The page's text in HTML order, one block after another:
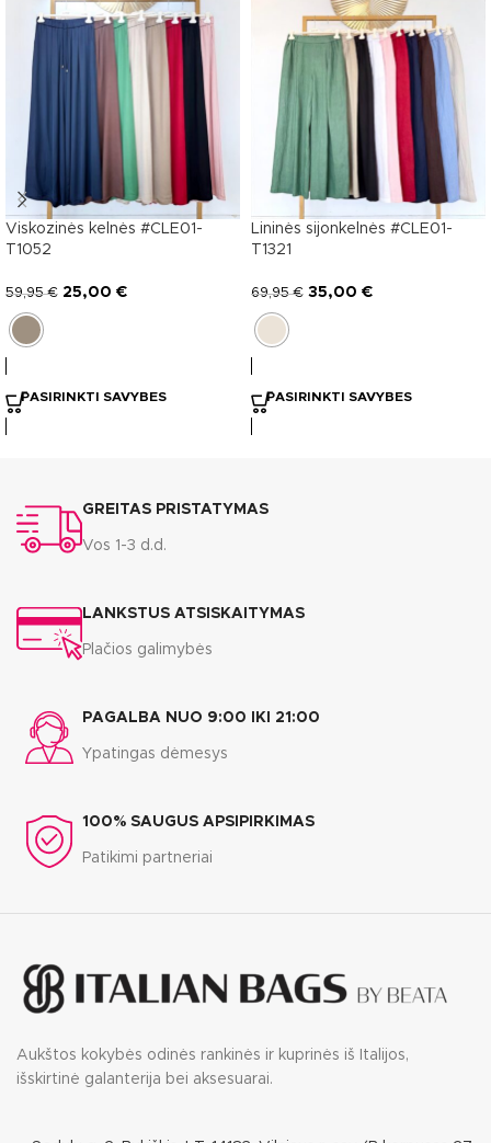
Viskozinės kelnės #CLE01-
T1052
59,95€ 25,00 €
PASIRINKTI SAVYBES
Lininės sijonkelnės #CLE01-
T1321
69,95€ 35,00 €
PASIRINKTI SAVYBES
GREITAS PRISTATYMAS
Vos 1-3 d.d.
LANKSTUS ATSISKAITYMAS
Plačios galimybės
PAGALBA NUO 9:00 IKI 21:00
Ypatingas dėmesys
100% SAUGUS APSIPIRKIMAS
Patikimi partneriai
Aukštos kokybės odinės rankinės ir kuprinės iš Italijos,
išskirtinė galanterija bei aksesuarai.